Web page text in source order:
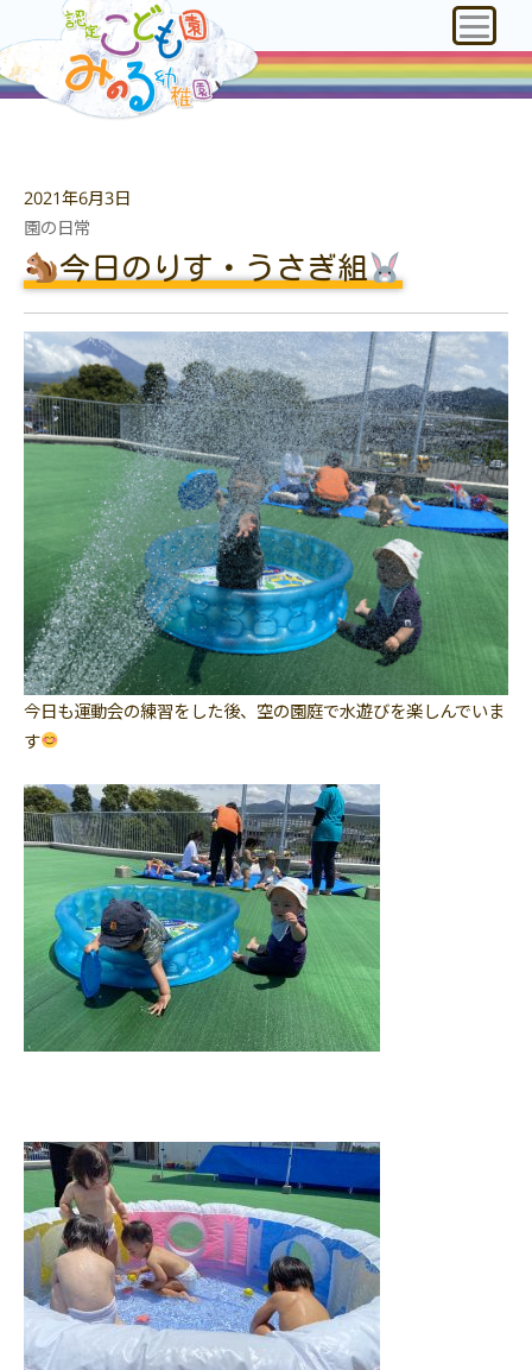
2021年6月3日
園の日常
今日のりす・うさぎ組
今日も運動会の練習をした後、空の園庭で水遊びを楽しんでいま
す